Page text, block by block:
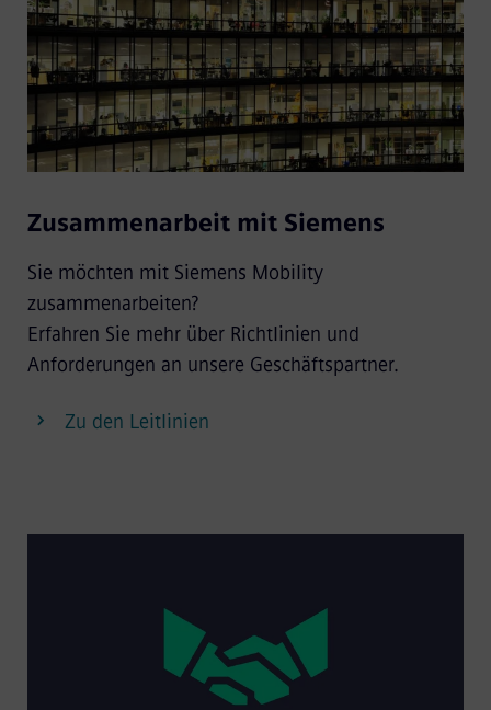
Zusammenarbeit mit Siemens
Sie möchten mit Siemens Mobility
zusammenarbeiten?
Erfahren Sie mehr über Richtlinien und
Anforderungen an unsere Geschäftspartner.
Zu den Leitlinien